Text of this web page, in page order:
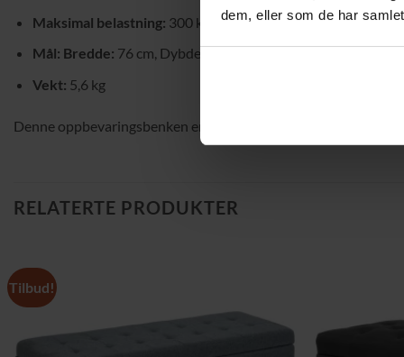
dem, eller som de har
Maksimal belastning: 300 kg
Mål: Bredde: 76 cm, Dybde: 38 cm, Høyde: 38 cm
Vekt: 5,6 kg
Denne oppbevaringsbenken er en perfekt kombinasjon av
RELATERTE PRODUKTER
Tilbud!